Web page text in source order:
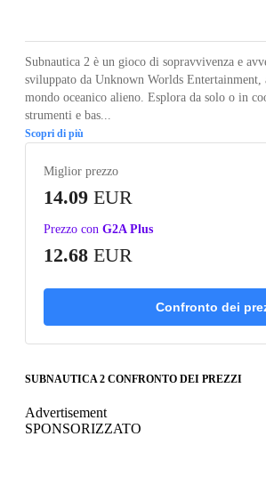
Subnautica 2 è un gioco di sopravvivenza e
sviluppato da Unknown Worlds
mondo oceanico alieno. Esplora da solo o in
strumenti e bas...
Scopri di più
Miglior prezzo
14.09 EUR
Prezzo con G2A Plus
12.68 EUR
Confronto dei
SUBNAUTICA 2 CONFRONTO DEI PREZZI
Advertisement
SPONSORIZZATO